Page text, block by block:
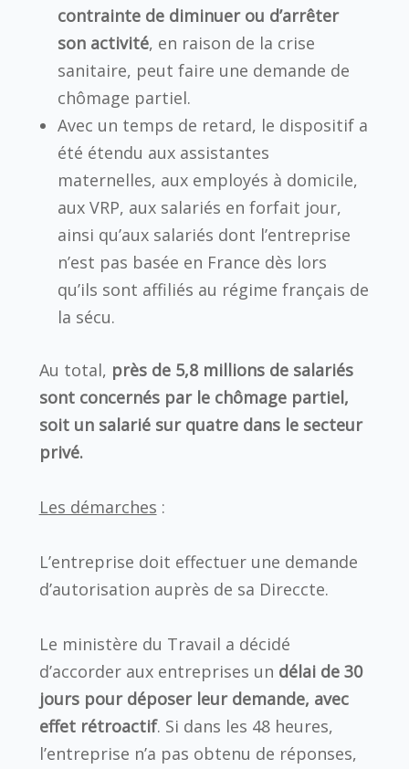
contrainte de diminuer ou d’arrêter
son activité, en raison de la crise
sanitaire, peut faire une demande de
chômage partiel.
Avec un temps de retard, le dispositif a
été étendu aux assistantes
maternelles, aux employés à domicile,
aux VRP, aux salariés en forfait jour,
ainsi qu’aux salariés dont l’entreprise
n’est pas basée en France dès lors
qu’ils sont affiliés au régime français de
la sécu.
Au total, près de 5,8 millions de salariés
sont concernés par le chômage partiel,
soit un salarié sur quatre dans le secteur
privé.
Les démarches :
L’entreprise doit effectuer une demande
d’autorisation auprès de sa Direccte.
Le ministère du Travail a décidé
d’accorder aux entreprises un délai de 30
jours pour déposer leur demande, avec
effet rétroactif. Si dans les 48 heures,
l’entreprise n’a pas obtenu de réponses,